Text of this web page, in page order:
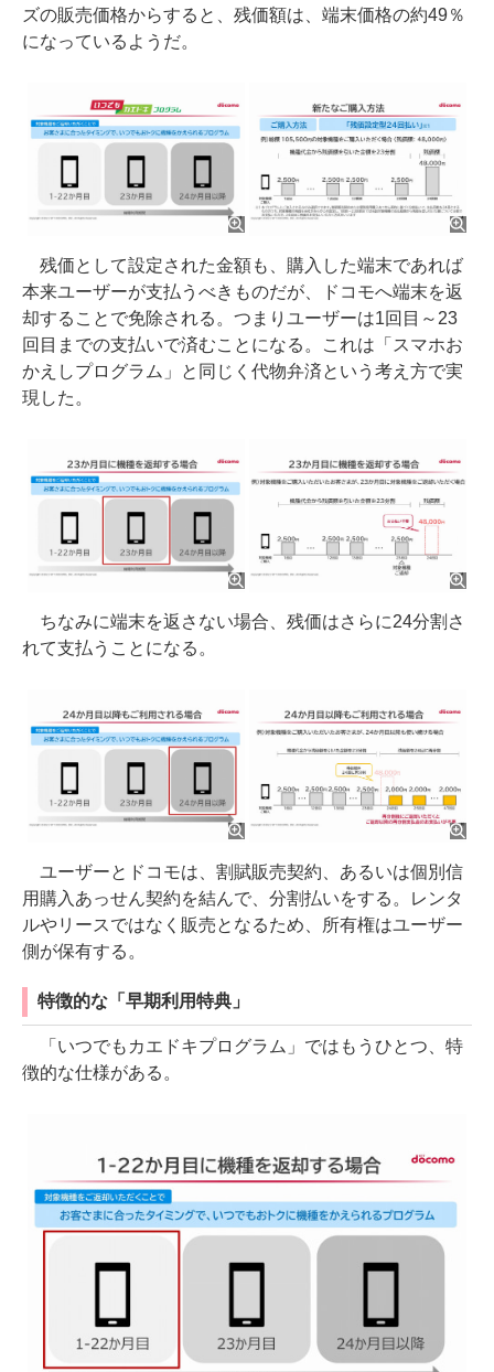
ズの販売価格からすると、残価額は、端末価格の約49％
になっているようだ。
残価として設定された金額も、購入した端末であれば
本来ユーザーが支払うべきものだが、ドコモへ端末を返
却することで免除される。つまりユーザーは1回目～23
回目までの支払いで済むことになる。これは「スマホお
かえしプログラム」と同じく代物弁済という考え方で実
現した。
ちなみに端末を返さない場合、残価はさらに24分割さ
れて支払うことになる。
ユーザーとドコモは、割賦販売契約、あるいは個別信
用購入あっせん契約を結んで、分割払いをする。レンタ
ルやリースではなく販売となるため、所有権はユーザー
側が保有する。
特徴的な「早期利用特典」
「いつでもカエドキプログラム」ではもうひとつ、特
徴的な仕様がある。